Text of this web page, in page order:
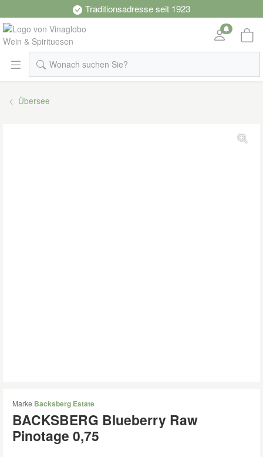
nur 6,90 € Versand
Wonach suchen Sie?
Übersee
Marke Backsberg Estate
BACKSBERG Blueberry Raw
Pinotage 0,75